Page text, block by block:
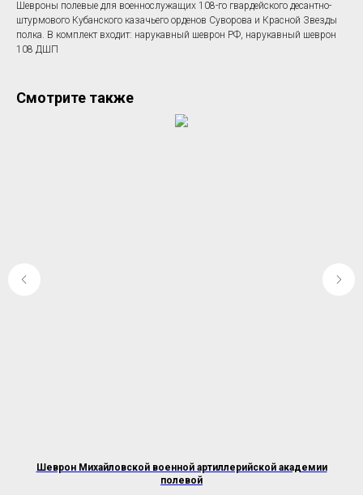
Шевроны полевые для военнослужащих 108-го гвардейского десантно-
штурмового Кубанского казачьего орденов Суворова и Красной Звезды
полка. В комплект входит: нарукавный шеврон РФ, нарукавный шеврон
108 ДШП
Смотрите также
Шеврон Михайловской военной артиллерийской академии
полевой